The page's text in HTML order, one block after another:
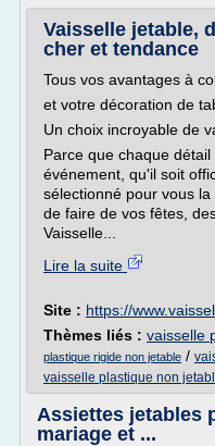
Vaisselle jetable,
cher et tendance
Tous vos avantages à
et votre décoration de
Un choix incroyable de
Parce que chaque
événement, qu'il soit
sélectionné pour vous
de faire de vos fêtes,
Vaisselle...
Lire la suite
Site : https://
Thèmes liés : vaisselle
plastique rigide non jetable /
vaisselle plastique non
Assiettes jetables
mariage et ...